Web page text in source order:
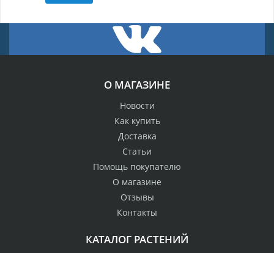
О МАГАЗИНЕ
Новости
Как купить
Доставка
Статьи
Помощь покупателю
О магазине
Отзывы
Контакты
КАТАЛОГ РАСТЕНИЙ